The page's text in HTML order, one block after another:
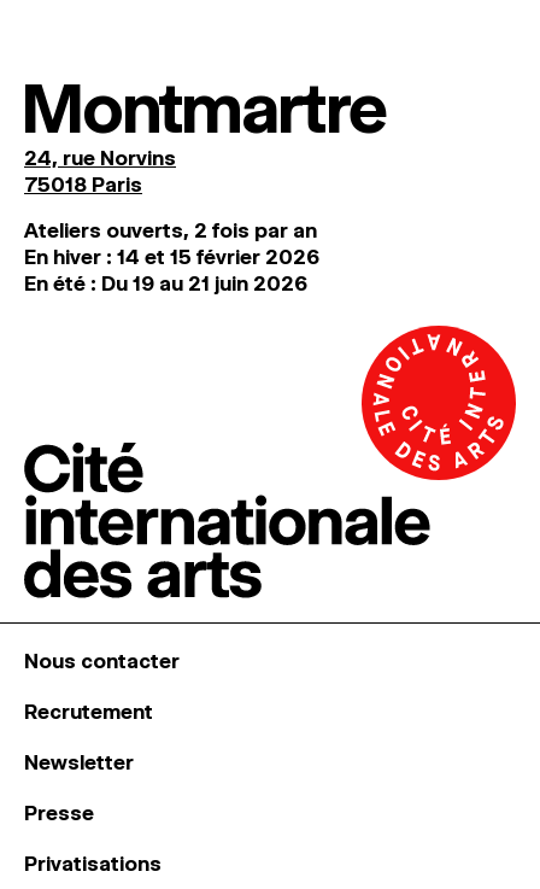
Montmartre
24, rue Norvins
75018 Paris
Ateliers ouverts, 2 fois par an
En hiver : 14 et 15 février 2026
En été : Du 19 au 21 juin 2026
Nous contacter
Recrutement
Newsletter
Presse
Privatisations